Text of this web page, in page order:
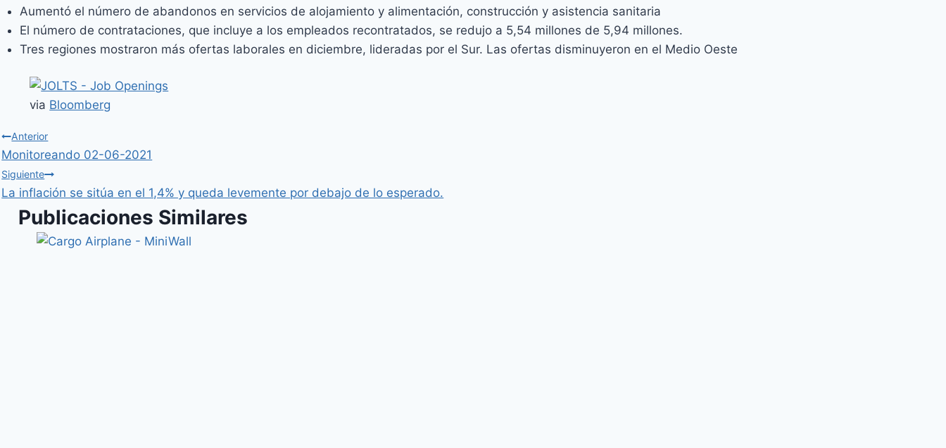
Aumentó el número de abandonos en servicios de alojamiento y alimentación, construcción y asistencia sanitaria
El número de contrataciones, que incluye a los empleados recontratados, se redujo a 5,54 millones de 5,94 millones.
Tres regiones mostraron más ofertas laborales en diciembre, lideradas por el Sur. Las ofertas disminuyeron en el Medio Oeste
via Bloomberg
Anterior
Monitoreando 02-06-2021
Siguiente
La inflación se sitúa en el 1,4% y queda levemente por debajo de lo esperado.
Publicaciones Similares